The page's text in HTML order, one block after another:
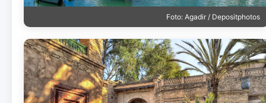
Foto: Agadir / Depositphotos